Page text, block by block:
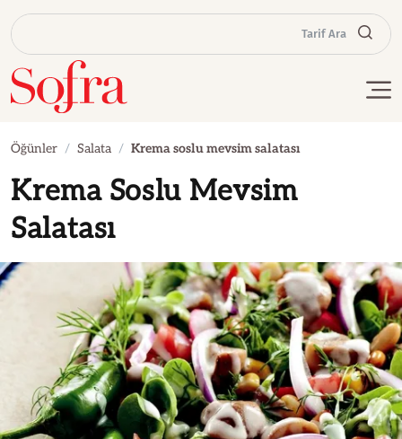
Tarif Ara
Öğünler Salata Krema soslu mevsim salatası
Krema Soslu Mevsim
Salatası